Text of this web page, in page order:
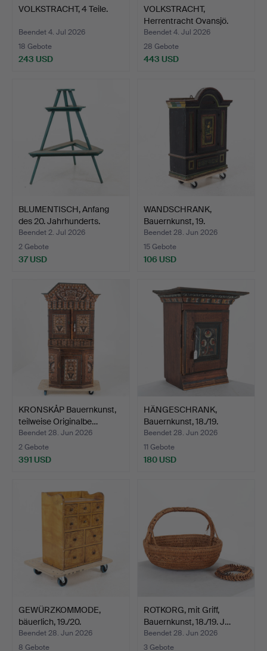
VOLKSTRACHT, 4 Teile.
Beendet 4. Jul 2026
18 Gebote
243 USD
VOLKSTRACHT,
Herrentracht Ovansjö.
Beendet 4. Jul 2026
28 Gebote
443 USD
BLUMENTISCH, Anfang
des 20. Jahrhunderts.
Beendet 2. Jul 2026
2 Gebote
37 USD
WANDSCHRANK,
Bauernkunst, 19.
Jahrhundert.
Beendet 28. Jun 2026
15 Gebote
106 USD
KRONSKÅP Bauernkunst,
teilweise Originalbe…
Beendet 28. Jun 2026
2 Gebote
391 USD
HÄNGESCHRANK,
Bauernkunst, 18./19.
Jahrhun…
Beendet 28. Jun 2026
11 Gebote
180 USD
GEWÜRZKOMMODE,
bäuerlich, 19./20.
Jahrhund…
Beendet 28. Jun 2026
8 Gebote
ROTKORG, mit Griff,
Bauernkunst, 18./19. J…
Beendet 28. Jun 2026
3 Gebote